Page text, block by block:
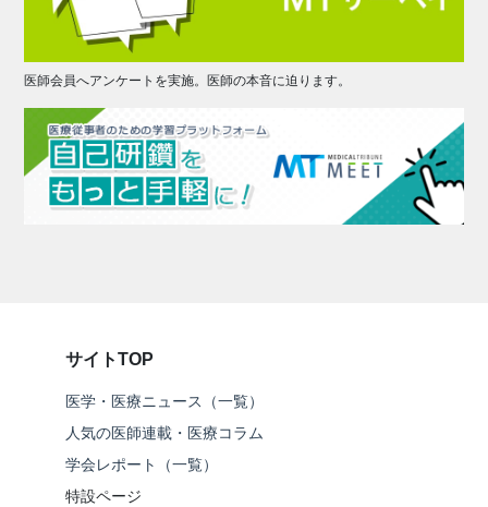
医師会員へアンケートを実施。医師の本音に迫ります。
サイトTOP
医学・医療ニュース（一覧）
人気の医師連載・医療コラム
学会レポート（一覧）
特設ページ